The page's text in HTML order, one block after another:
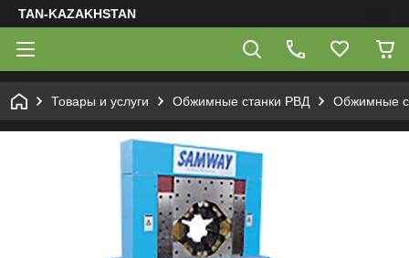
TAN-KAZAKHSTAN
Товары и услуги Обжимные станки РВД Обжимные